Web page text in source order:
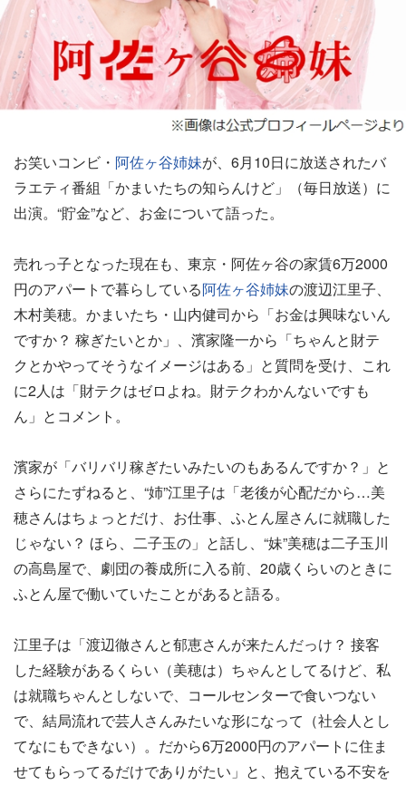
お笑いコンビ・ 阿佐ヶ谷姉妹が、6月10日に放送されたバ
ラエティ番組「かまいたちの知らんけど」（毎日放送）に
出演。“貯金”など、お金について語った。
売れっ子となった現在も、東京・阿佐ヶ谷の家賃6万2000
円のアパートで暮らしている阿佐ヶ谷姉妹の渡辺江里子、
木村美穂。かまいたち・山内健司から「お金は興味ないん
ですか？ 稼ぎたいとか」、濱家隆一から「ちゃんと財テ
クとかやってそうなイメージはある」と質問を受け、これ
に2人は「財テクはゼロよね。財テクわかんないですも
ん」とコメント。
濱家が「バリバリ稼ぎたいみたいのもあるんですか？」と
さらにたずねると、“姉”江里子は「老後が心配だから…美
穂さんはちょっとだけ、お仕事、ふとん屋さんに就職した
じゃない？ ほら、二子玉の」と話し、“妹”美穂は二子玉川
の高島屋で、劇団の養成所に入る前、20歳くらいのときに
ふとん屋で働いていたことがあると語る。
江里子は「渡辺徹さんと郁恵さんが来たんだっけ？ 接客
した経験があるくらい（美穂は）ちゃんとしてるけど、私
は就職ちゃんとしないで、コールセンターで食いつない
で、結局流れで芸人さんみたいな形になって（社会人とし
てなにもできない）。だから6万2000円のアパートに住ま
せてもらってるだけでありがたい」と、抱えている不安を